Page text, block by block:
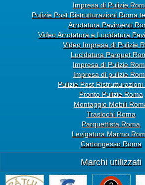
Impresa di Pulizie
Pulizie Post Ristrutturazioni Roma
Arrotatura Pavimenti
Video Arrotatura e Lucidatura
Video Impresa di Pulizie
Lucidatura Parquet
Impresa di Pulizie
Impresa di pulizie
Pulizie Post Ristrutturazioni
Pronto Pulizie Roma
Montaggio Mobili
Traslochi Roma
Parquettista Roma
Levigatura Marmo
Cartongesso Roma
Marchi utilizzati